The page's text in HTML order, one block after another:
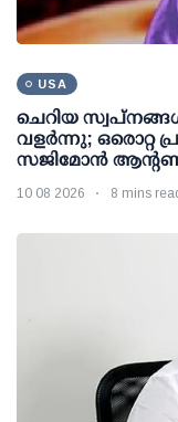
USA
ചെറിയ
വളർന്നു; ഒരൊറ്റ
സജിമോൻ
10 08 2026 8 mins